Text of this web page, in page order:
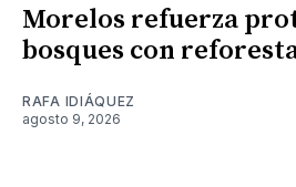
Morelos refuerza
bosques con
RAFA IDIÁQUEZ
agosto 9, 2026